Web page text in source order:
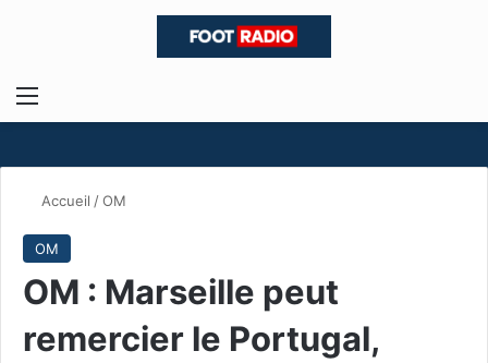
Menu
Accueil /OM
OM
OM : Marseille peut
remercier le Portugal,